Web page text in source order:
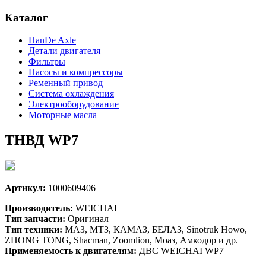
Каталог
HanDe Axle
Детали двигателя
Фильтры
Насосы и компрессоры
Ременный привод
Система охлаждения
Электрооборудование
Моторные масла
ТНВД WP7
Артикул: 1000609406
Производитель: WEICHAI
Тип запчасти: Оригинал
Тип техники: МАЗ, МТЗ, КАМАЗ, БЕЛАЗ, Sinotruk Howo,
ZHONG TONG, Shacman, Zoomlion, Моаз, Амкодор и др.
Применяемость к двигателям: ДВС WEICHAI WP7